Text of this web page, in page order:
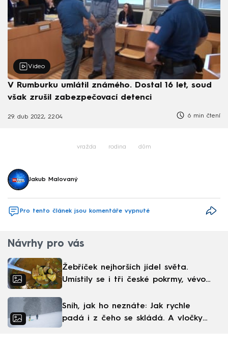
Video
V Rumburku umlátil známého. Dostal 16 let, soud
však zrušil zabezpečovací detenci
29. dub 2022, 22:04 6 min čtení
vražda rodina dům
Jakub Malovaný
Pro tento článek jsou komentáře vypnuté
Návrhy pro vás
Žebříček nejhorších jídel světa.
Umístily se i tři české pokrmy, vévodí
Sníh, jak ho neznáte: Jak rychle
padá i z čeho se skládá. A vločky